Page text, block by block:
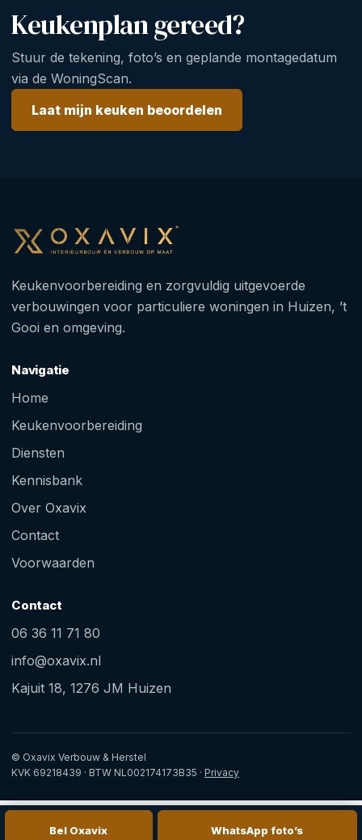
Keukenplan gereed?
Stuur de tekening, foto’s en geplande montagedatum
via de WoningScan.
Laat mijn keuken beoordelen
Keukenvoorbereiding en zorgvuldig uitgevoerde
verbouwingen voor particuliere woningen in Huizen, ’t
Gooi en omgeving.
Navigatie
Home
Keukenvoorbereiding
Diensten
Kennisbank
Over Oxavix
Contact
Voorwaarden
Contact
06 36 11 71 80
info@oxavix.nl
Kajuit 18, 1276 JM Huizen
© Oxavix Verbouw & Herstel
KVK 69218439 · BTW NL002174173B35 · Privacy
Bel Oxavix WhatsApp foto’s